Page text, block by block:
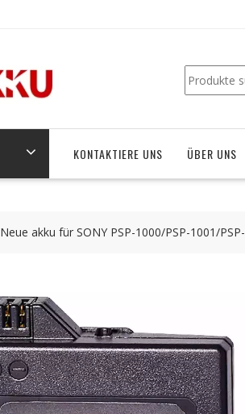
KONTAKTIERE UNS ÜBER UNS
Neue akku für SONY PSP-1000/PSP-1001/